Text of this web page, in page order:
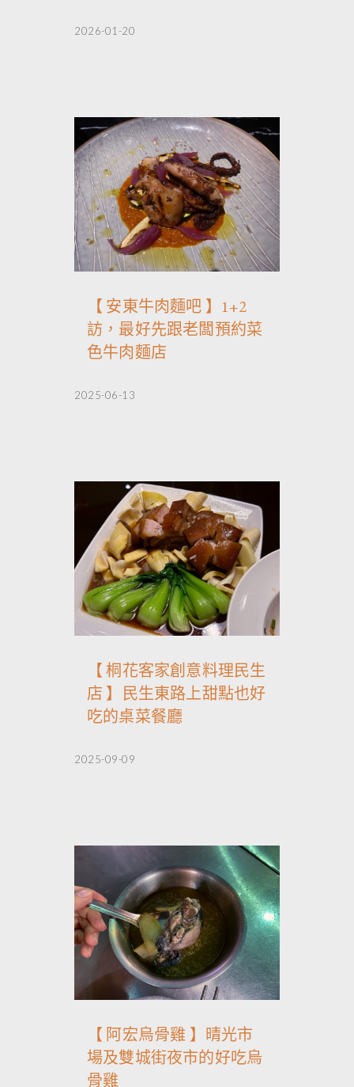
2026-01-20
【 安東牛肉麵吧 】1+2
訪，最好先跟老闆預約菜
色牛肉麵店
2025-06-13
【 桐花客家創意料理民生
店 】民生東路上甜點也好
吃的桌菜餐廳
2025-09-09
【 阿宏烏骨雞 】晴光市
場及雙城街夜市的好吃烏
骨雞